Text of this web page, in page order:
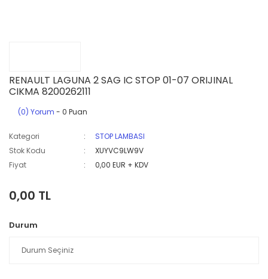
RENAULT LAGUNA 2 SAG IC STOP 01-07 ORIJINAL
CIKMA 8200262111
(0) Yorum - 0 Puan
Kategori
STOP LAMBASI
Stok Kodu
XUYVC9LW9V
Fiyat
0,00 EUR + KDV
0,00 TL
Durum